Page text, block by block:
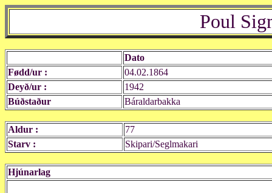
Poul
Dato
Fødd/ur :
04.02.1864
Deyð/ur :
1942
Búðstaður
Báraldarbakka
Aldur :
77
Starv :
Skipari/Seglmakari
Hjúnarlag